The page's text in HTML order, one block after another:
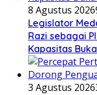
8 Agustus 2026
Legislator
Razi sebagai
Kapasitas
3 Agustus 2026